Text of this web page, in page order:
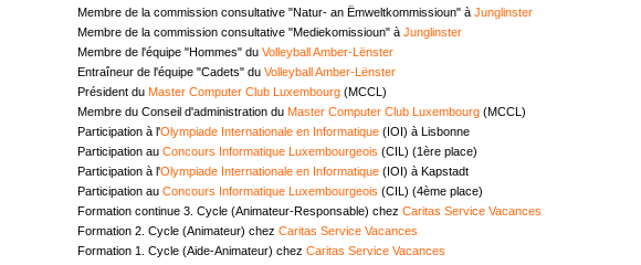
Membre de la commission consultative "Natur- an Ëmweltkommissioun" à Junglinster
Membre de la commission consultative "Mediekomissioun" à Junglinster
Membre de l'équipe "Hommes" du Volleyball Amber-Lënster
Entraîneur de l'équipe "Cadets" du Volleyball Amber-Lënster
Président du Master Computer Club Luxembourg (MCCL)
Membre du Conseil d'administration du Master Computer Club Luxembourg (MCCL)
Participation à l'Olympiade Internationale en Informatique (IOI) à Lisbonne
Participation au Concours Informatique Luxembourgeois (CIL) (1ère place)
Participation à l'Olympiade Internationale en Informatique (IOI) à Kapstadt
Participation au Concours Informatique Luxembourgeois (CIL) (4ème place)
Formation continue 3. Cycle (Animateur-Responsable) chez Caritas Service Vacances
Formation 2. Cycle (Animateur) chez Caritas Service Vacances
Formation 1. Cycle (Aide-Animateur) chez Caritas Service Vacances